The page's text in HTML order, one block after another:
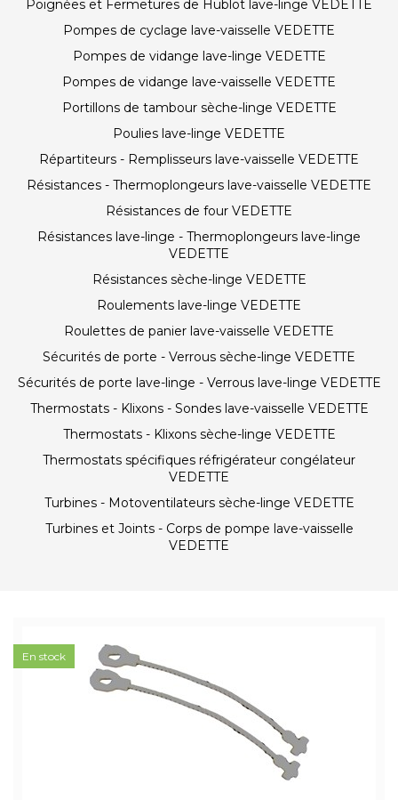
Poignées et Fermetures de Hublot lave-linge VEDETTE
Pompes de cyclage lave-vaisselle VEDETTE
Pompes de vidange lave-linge VEDETTE
Pompes de vidange lave-vaisselle VEDETTE
Portillons de tambour sèche-linge VEDETTE
Poulies lave-linge VEDETTE
Répartiteurs - Remplisseurs lave-vaisselle VEDETTE
Résistances - Thermoplongeurs lave-vaisselle VEDETTE
Résistances de four VEDETTE
Résistances lave-linge - Thermoplongeurs lave-linge
VEDETTE
Résistances sèche-linge VEDETTE
Roulements lave-linge VEDETTE
Roulettes de panier lave-vaisselle VEDETTE
Sécurités de porte - Verrous sèche-linge VEDETTE
Sécurités de porte lave-linge - Verrous lave-linge VEDETTE
Thermostats - Klixons - Sondes lave-vaisselle VEDETTE
Thermostats - Klixons sèche-linge VEDETTE
Thermostats spécifiques réfrigérateur congélateur
VEDETTE
Turbines - Motoventilateurs sèche-linge VEDETTE
Turbines et Joints - Corps de pompe lave-vaisselle
VEDETTE
En stock